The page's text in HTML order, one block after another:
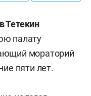
Тетекин
палату
мораторий
пяти лет.